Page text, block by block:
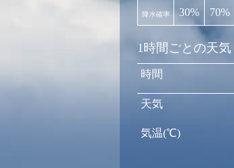
降水確率 30% 70%
1時間ごとの天気
時間
天気
気温(℃)